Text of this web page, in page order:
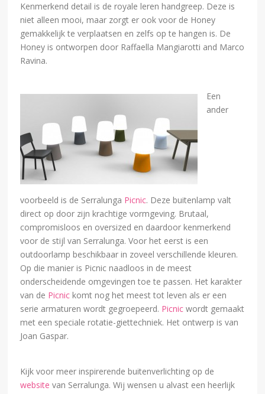
Kenmerkend detail is de royale leren handgreep. Deze is
niet alleen mooi, maar zorgt er ook voor de Honey
gemakkelijk te verplaatsen en zelfs op te hangen is. De
Honey is ontworpen door Raffaella Mangiarotti and Marco
Ravina.
Een
ander
voorbeeld is de Serralunga Picnic. Deze buitenlamp valt
direct op door zijn krachtige vormgeving. Brutaal,
compromisloos en oversized en daardoor kenmerkend
voor de stijl van Serralunga. Voor het eerst is een
outdoorlamp beschikbaar in zoveel verschillende kleuren.
Op die manier is Picnic naadloos in de meest
onderscheidende omgevingen toe te passen. Het karakter
van de Picnic komt nog het meest tot leven als er een
serie armaturen wordt gegroepeerd. Picnic wordt gemaakt
met een speciale rotatie-giettechniek. Het ontwerp is van
Joan Gaspar.
Kijk voor meer inspirerende buitenverlichting op de
website van Serralunga. Wij wensen u alvast een heerlijk